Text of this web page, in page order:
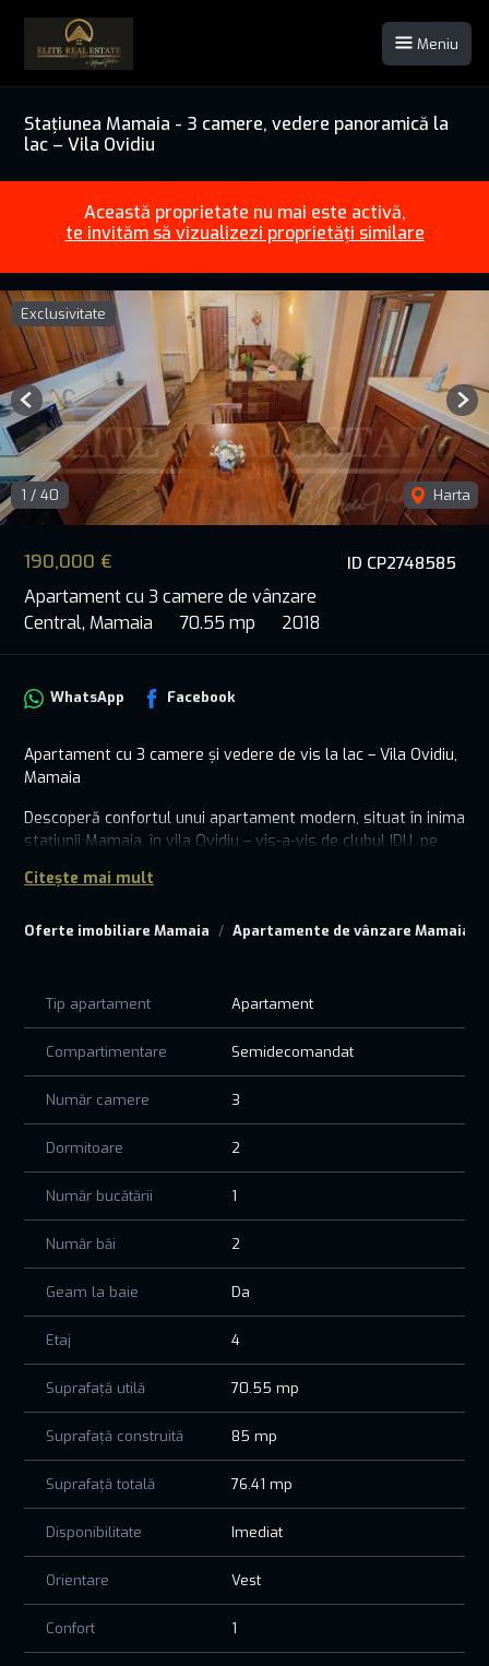
Meniu
Stațiunea Mamaia - 3 camere, vedere panoramică la
lac – Vila Ovidiu
Această proprietate nu mai este activă,
te invităm să vizualizezi proprietăți similare
ID CP2748585
190,000 €
Apartament cu 3 camere de vânzare
Central, Mamaia
70.55 mp 2018
Exclusivitate
1 / 40 Harta
Previous
Oferte imobiliare Mamaia Apartamente de vânzare Mamaia
WhatsApp Facebook
Apartament cu 3 camere și vedere de vis la lac – Vila Ovidiu,
Mamaia
Descoperă confortul unui apartament modern, situat în inima
stațiunii Mamaia, în vila Ovidiu – vis-a-vis de clubul IDU, pe
combinația perfectă între relaxarea de vacanță și
aer liber. Se vinde complet mobilat și utilat, astfel încât te
poți bucura imediat de el, fără nicio bătaie de cap.
Priveliștea către lac este absolut superbă, oferind un cadru
liniștit și spectaculos, perfect pentru dimineți liniștite sau
seri romantice.
Fie că îl cauți pentru vacanțele tale de vară, fie ca investiție
în regim hotelier, acest apartament este alegerea potrivită!
Citește mai mult
Tip apartament Apartament
Compartimentare Semidecomandat
Număr camere 3
Dormitoare 2
Număr bucătării 1
Număr băi 2
Geam la baie Da
Etaj 4
Suprafață utilă 70.55 mp
Suprafață construită 85 mp
Suprafață totală 76.41 mp
Disponibilitate Imediat
Orientare Vest
Confort 1